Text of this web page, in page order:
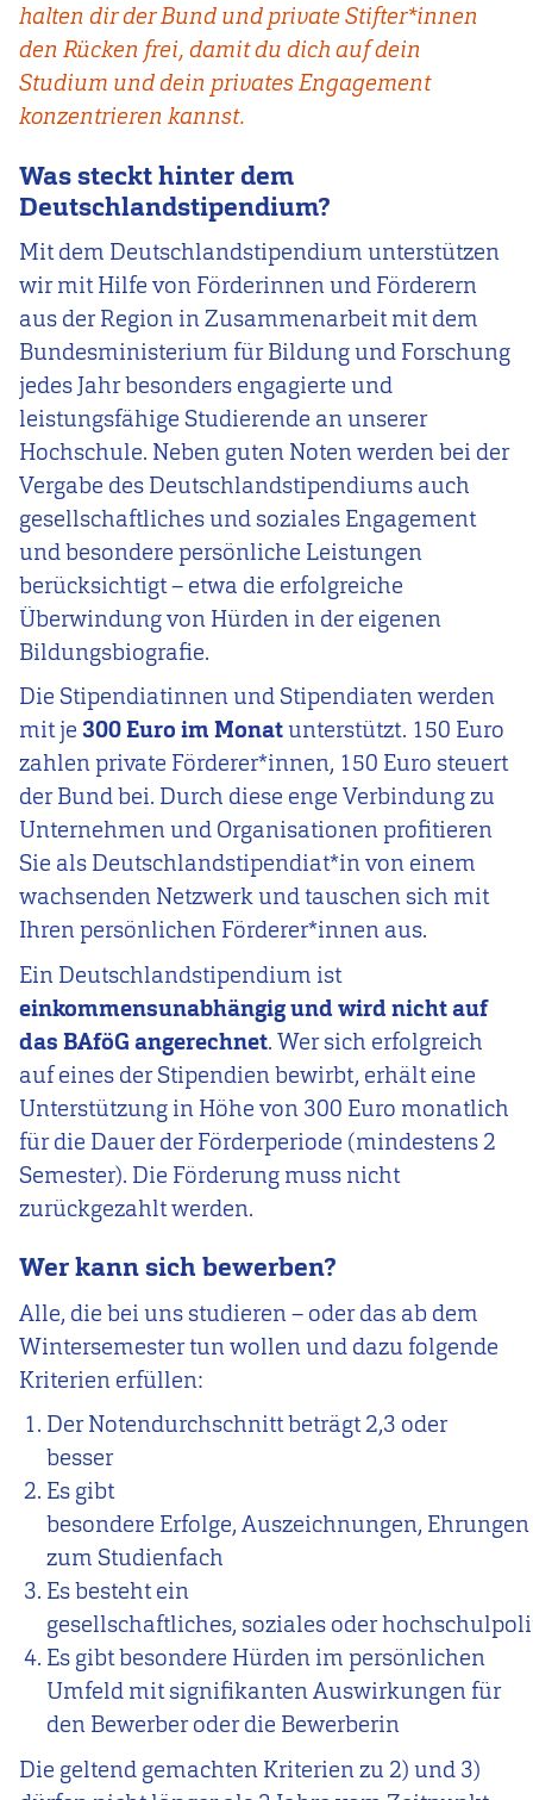
halten dir der Bund und private Stifter*innen
den Rücken frei, damit du dich auf dein
Studium und dein privates Engagement
konzentrieren kannst.
Was steckt hinter dem
Deutschlandstipendium?
Mit dem Deutschlandstipendium unterstützen
wir mit Hilfe von Förderinnen und Förderern
aus der Region in Zusammenarbeit mit dem
Bundesministerium für Bildung und Forschung
jedes Jahr besonders engagierte und
leistungsfähige Studierende an unserer
Hochschule. Neben guten Noten werden bei der
Vergabe des Deutschlandstipendiums auch
gesellschaftliches und soziales Engagement
und besondere persönliche Leistungen
berücksichtigt – etwa die erfolgreiche
Überwindung von Hürden in der eigenen
Bildungsbiografie.
Die Stipendiatinnen und Stipendiaten werden
mit je 300 Euro im Monatunterstützt. 150 Euro
zahlen private Förderer*innen, 150 Euro steuert
der Bund bei. Durch diese enge Verbindung zu
Unternehmen und Organisationen profitieren
Sie als Deutschlandstipendiat*in von einem
wachsenden Netzwerk und tauschen sich mit
Ihren persönlichen Förderer*innen aus.
Ein Deutschlandstipendium ist
einkommensunabhängig und wird nicht auf
das BAföG angerechnet. Wer sich erfolgreich
auf eines der Stipendien bewirbt, erhält eine
Unterstützung in Höhe von 300 Euro monatlich
für die Dauer der Förderperiode (mindestens 2
Semester). Die Förderung muss nicht
zurückgezahlt werden.
Wer kann sich bewerben?
Alle, die bei uns studieren – oder das ab dem
Wintersemester tun wollen und dazu folgende
Kriterien erfüllen:
Der Notendurchschnitt beträgt 2,3 oder
besser
Es gibt
besondere Erfolge, Auszeichnungen,
zum Studienfach
Es besteht ein
gesellschaftliches, soziales oder
Es gibt besondere Hürden im persönlichen
Umfeld mit signifikanten Auswirkungen für
den Bewerber oder die Bewerberin
Die geltend gemachten Kriterien zu 2) und 3)